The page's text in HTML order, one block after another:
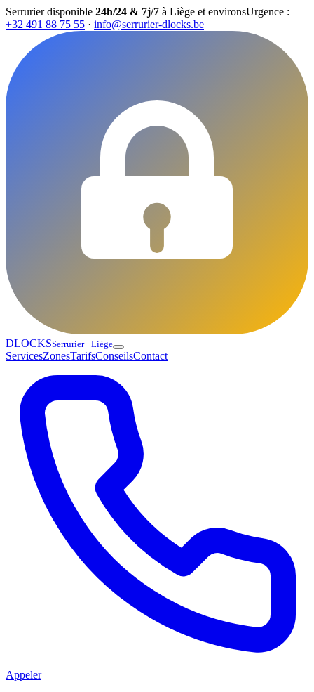
Serrurier disponible 24h/24 & 7j/7 à Liège et environsUrgence :
+32 491 88 75 55 · info@serrurier-dlocks.be
DLOCKSSerrurier · Liège
ServicesZonesTarifsConseilsContact
Appeler